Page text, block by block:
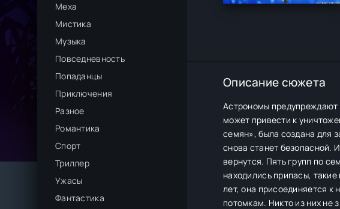
Меха
Мистика
Музыка
Повседневность
Попаданцы
Приключения
Разное
Романтика
Спорт
Триллер
Ужасы
Фантастика
Описание сюжета
Астрономы предупреждают
может привести к
семян», была создана для
снова станет безопасной.
вернутся. Пять групп по
находились припасы,
лет, она присоединяется к
потомкам. Никто из них не